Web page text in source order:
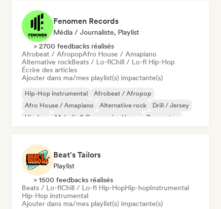
Fenomen Records
Média / Journaliste, Playlist
> 2700 feedbacks réalisés
Afrobeat / AfropopAfro House / Amapiano
Alternative rockBeats / Lo-fiChill / Lo-fi Hip-Hop
Écrire des articles
Ajouter dans ma/mes playlist(s) impactante(s)
Hip-Hop instrumental
Afrobeat / Afropop
Afro House / Amapiano
Alternative rock
Drill / Jersey
Hip-hop
Melodic & Progressive House Reggaeton
Beat's Tailors
Playlist
> 1500 feedbacks réalisés
Beats / Lo-fiChill / Lo-fi Hip-HopHip-hopInstrumental
Hip-Hop instrumental
Ajouter dans ma/mes playlist(s) impactante(s)